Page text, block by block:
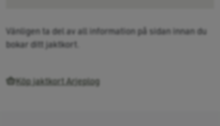
Vänligen ta del av all information på sidan innan du
bokar ditt jaktkort.
Köp jaktkort Arjeplog